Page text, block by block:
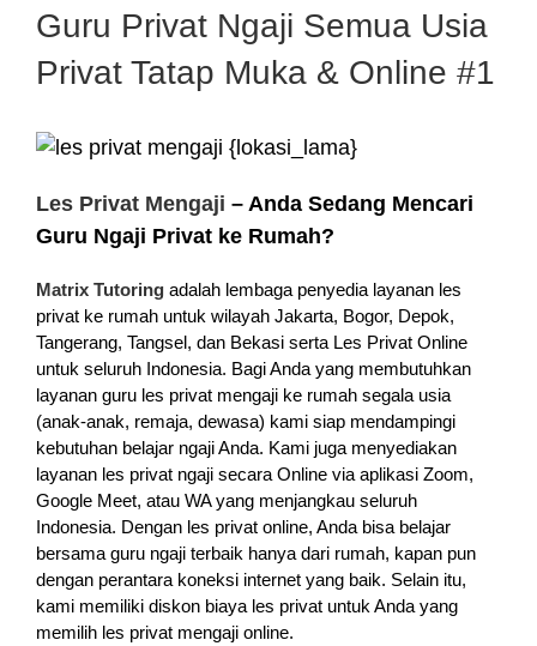
Guru Privat Ngaji Semua Usia
Privat Tatap Muka & Online #1
Les Privat Mengaji – Anda Sedang Mencari
Guru Ngaji Privat ke Rumah?
Matrix Tutoringadalah lembaga penyedia layanan les
privat ke rumah untuk wilayah Jakarta, Bogor, Depok,
Tangerang, Tangsel, dan Bekasi serta Les Privat Online
untuk seluruh Indonesia. Bagi Anda yang membutuhkan
layanan guru les privat mengaji ke rumah segala usia
(anak-anak, remaja, dewasa) kami siap mendampingi
kebutuhan belajar ngaji Anda. Kami juga menyediakan
layanan les privat ngaji secara Online via aplikasi Zoom,
Google Meet, atau WA yang menjangkau seluruh
Indonesia. Dengan les privat online, Anda bisa belajar
bersama guru ngaji terbaik hanya dari rumah, kapan pun
dengan perantara koneksi internet yang baik. Selain itu,
kami memiliki diskon biaya les privat untuk Anda yang
memilih les privat mengaji online.